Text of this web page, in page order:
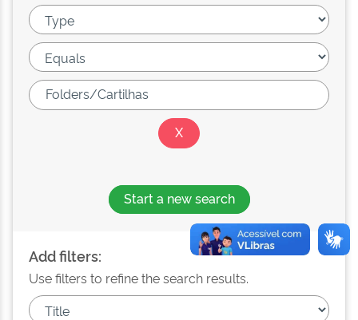
Start a new search
Add filters:
Use filters to refine the search results.